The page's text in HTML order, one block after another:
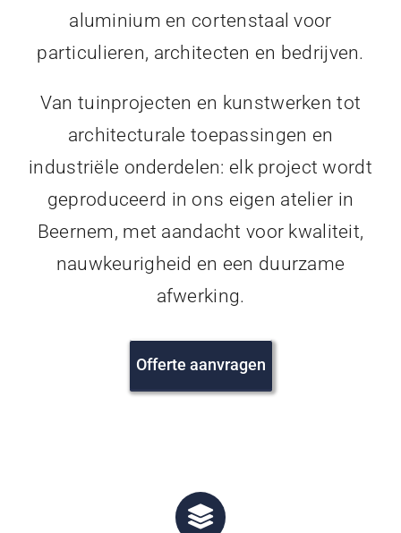
aluminium en cortenstaal voor
particulieren, architecten en bedrijven.
Van tuinprojecten en kunstwerken tot
architecturale toepassingen en
industriële onderdelen: elk project wordt
geproduceerd in ons eigen atelier in
Beernem, met aandacht voor kwaliteit,
nauwkeurigheid en een duurzame
afwerking.
Offerte aanvragen